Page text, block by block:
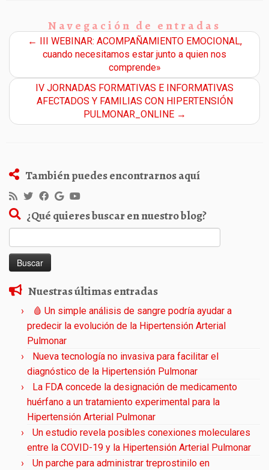
Navegación de entradas
←
III WEBINAR: ACOMPAÑAMIENTO EMOCIONAL,
cuando necesitamos estar junto a quien nos
comprende»
IV JORNADAS FORMATIVAS E INFORMATIVAS
AFECTADOS Y FAMILIAS CON HIPERTENSIÓN
PULMONAR_ONLINE →
También puedes encontrarnos aquí
¿Qué quieres buscar en nuestro blog?
Nuestras últimas entradas
🩸 Un simple análisis de sangre podría ayudar a
predecir la evolución de la Hipertensión Arterial
Pulmonar
Nueva tecnología no invasiva para facilitar el
diagnóstico de la Hipertensión Pulmonar
La FDA concede la designación de medicamento
huérfano a un tratamiento experimental para la
Hipertensión Arterial Pulmonar
Un estudio revela posibles conexiones moleculares
entre la COVID-19 y la Hipertensión Arterial Pulmonar
Un parche para administrar treprostinilo en